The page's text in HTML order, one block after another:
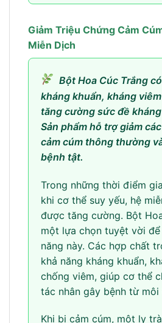
Giảm Triệu Chứng Cảm
Miễn Dịch
Bột Hoa Cúc Trắng
kháng khuẩn, kháng
tăng cường sức đề
Sản phẩm hỗ trợ giảm
cảm cúm thông thường
bệnh tật.
Trong những thời điểm
khi cơ thể suy yếu, hệ
được tăng cường. Bột
một lựa chọn tuyệt vời
năng này. Các hợp chất
khả năng kháng khuẩn,
chống viêm, giúp cơ thể
tác nhân gây bệnh từ môi
Khi bị cảm cúm, một ly